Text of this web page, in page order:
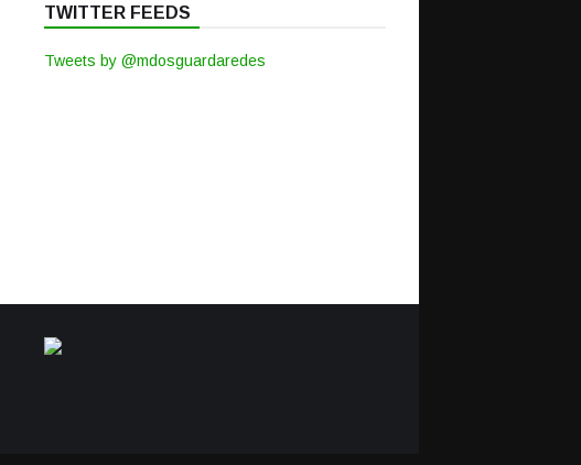
TWITTER FEEDS
Tweets by @mdosguardaredes